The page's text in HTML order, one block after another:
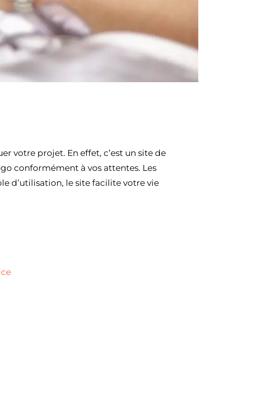
votre projet. En effet, c’est un site de
conformément à vos attentes. Les
d’utilisation, le site facilite votre vie